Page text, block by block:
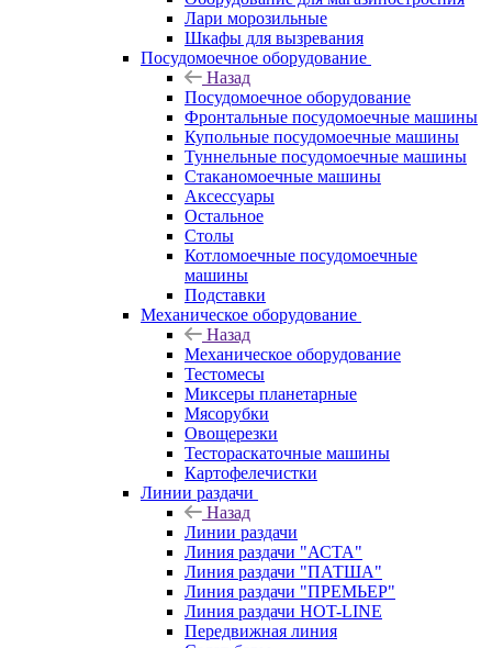
Лари морозильные
Шкафы для вызревания
Посудомоечное оборудование
Назад
Посудомоечное оборудование
Фронтальные посудомоечные машины
Купольные посудомоечные машины
Туннельные посудомоечные машины
Стаканомоечные машины
Аксессуары
Остальное
Столы
Котломоечные посудомоечные
машины
Подставки
Механическое оборудование
Назад
Механическое оборудование
Тестомесы
Миксеры планетарные
Мясорубки
Овощерезки
Тестораскаточные машины
Картофелечистки
Линии раздачи
Назад
Линии раздачи
Линия раздачи "АСТА"
Линия раздачи "ПАТША"
Линия раздачи "ПРЕМЬЕР"
Линия раздачи HOT-LINE
Передвижная линия